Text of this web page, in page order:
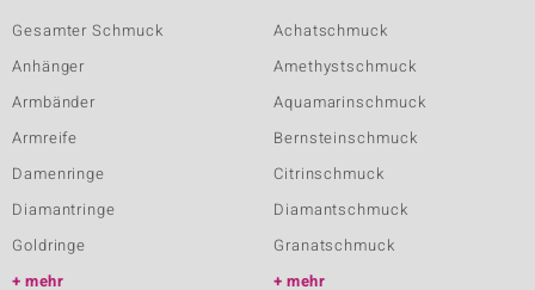
Gesamter Schmuck
Anhänger
Armbänder
Armreife
Damenringe
Diamantringe
Goldringe
mehr
Achatschmuck
Amethystschmuck
Aquamarinschmuck
Bernsteinschmuck
Citrinschmuck
Diamantschmuck
Granatschmuck
mehr